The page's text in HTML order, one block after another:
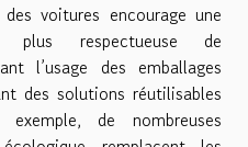
voitures encourage une
plus respectueuse de
l’usage des emballages
des solutions réutilisables
de nombreuses